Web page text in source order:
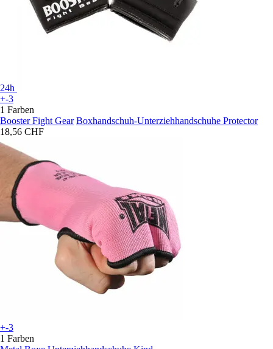
24h
+-3
1 Farben
Booster Fight Gear Boxhandschuh-Unterziehhandschuhe Protector
18,56 CHF
+-3
1 Farben